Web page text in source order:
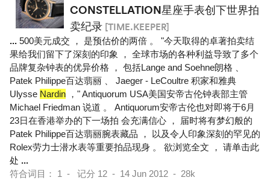
CONSTELLATION星座手表创下世界拍
卖纪录 [TIME.KEEPER]
... 500美元成交 ， 是预估价的两倍 。 "今天取得的卓著拍卖结
果给我们留下了深刻的印象 ， 全球市场的各种利益导致了多个
品牌复杂钟表的优异价格 ， 包括Lange and Soehne朗格 、
Patek Philippe百达翡丽 、 Jaeger - LeCoultre 积家和雅典
Ulysse Nardin ，" Antiquorum USA美国安帝古伦钟表部主管
Michael Friedman 说道 。 Antiquorum安帝古伦也对即将于6月
23日在香港举办的下一场拍 会充满信心 ， 届时将有梦幻般的
Patek Philippe百达翡丽腕表藏品 ， 以及令人印象深刻的罕见的
Rolex劳力士潜水表等重要拍品现身 。 欲浏览全文 ， 请单击此
处 ...
符合词目： 1 - 记分 12 - 14 Jun 2012 - 28k